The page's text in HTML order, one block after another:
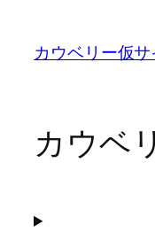
カウベリー仮サ
カウベ